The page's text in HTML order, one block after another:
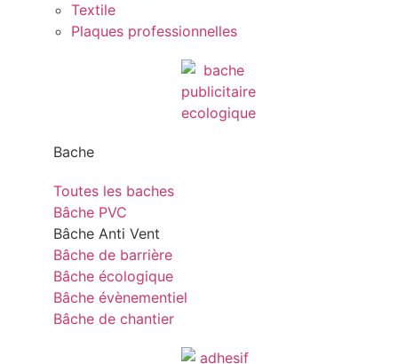
Textile
Plaques professionnelles
Bache
Toutes les baches
Bâche PVC
Bâche Anti Vent
Bâche de barrière
Bâche écologique
Bâche évènementiel
Bâche de chantier